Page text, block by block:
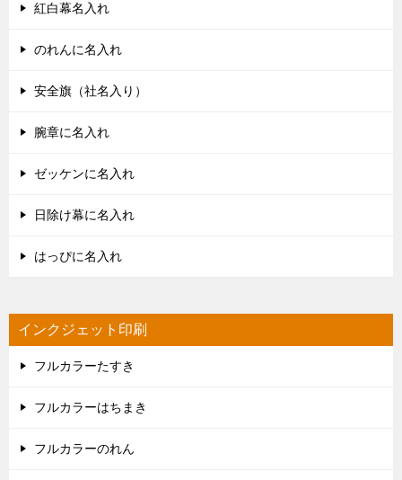
紅白幕名入れ
のれんに名入れ
安全旗（社名入り）
腕章に名入れ
ゼッケンに名入れ
日除け幕に名入れ
はっぴに名入れ
インクジェット印刷
フルカラーたすき
フルカラーはちまき
フルカラーのれん